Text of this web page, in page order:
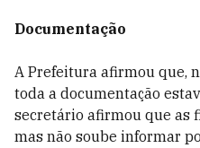
Documentação
A Prefeitura afirmou que,
toda a documentação
secretário afirmou que as
mas não soube informar